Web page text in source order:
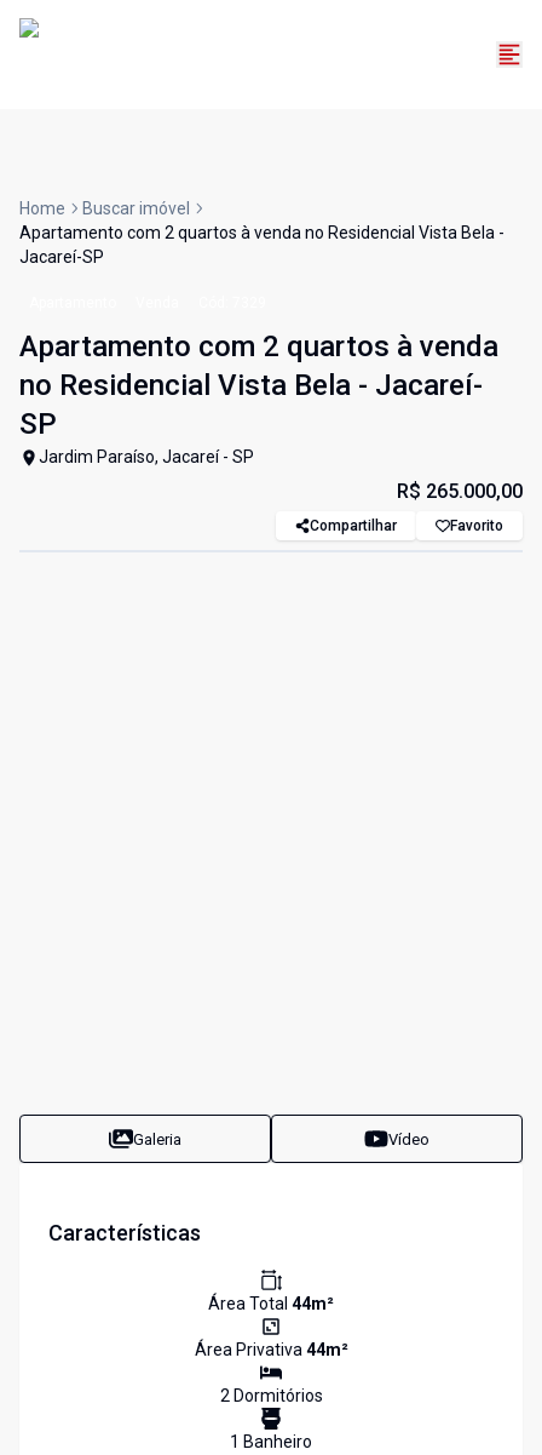
Home
Buscar imóvel
Apartamento com 2 quartos à venda no Residencial Vista Bela -
Jacareí-SP
Apartamento com 2 quartos à venda
no Residencial Vista Bela - Jacareí-
SP
Jardim Paraíso, Jacareí - SP
R$ 265.000,00
Compartilhar Favorito
Galeria Vídeo
Características
Área Total 44m²
Área Privativa44m²
2Dormitórios
1 Banheiro